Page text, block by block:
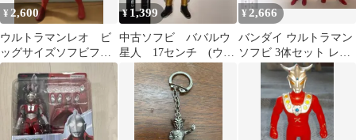
¥ 2,600
ウルトラマンレオ ビ
ッグサイズソフビフィ
ギュア
¥ 1,399
中古ソフビ ババルウ
星人 17センチ (ウル
トラマンレオ)
¥2,666
バンダイ ウルトラマン
ソフビ 3体セット レ
オ・アストラ・ジョー
ニアス